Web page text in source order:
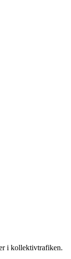
i kollektiv­trafiken.